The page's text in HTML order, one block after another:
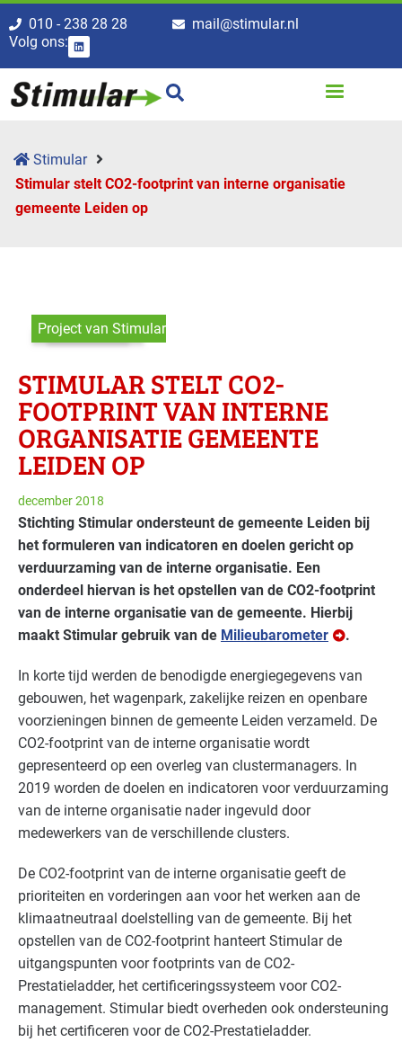
010 - 238 28 28
mail@stimular.nl
Volg ons:
Stimular
Stimular stelt CO2-footprint van interne organisatie
gemeente Leiden op
Project van Stimular
STIMULAR STELT CO2-
FOOTPRINT VAN INTERNE
ORGANISATIE GEMEENTE
LEIDEN OP
december 2018
Stichting Stimular ondersteunt de gemeente Leiden bij
het formuleren van indicatoren en doelen gericht op
verduurzaming van de interne organisatie. Een
onderdeel hiervan is het opstellen van de CO2-footprint
van de interne organisatie van de gemeente. Hierbij
maakt Stimular gebruik van de Milieubarometer .
In korte tijd werden de benodigde energiegegevens van
gebouwen, het wagenpark, zakelijke reizen en openbare
voorzieningen binnen de gemeente Leiden verzameld. De
CO2-footprint van de interne organisatie wordt
gepresenteerd op een overleg van clustermanagers. In
2019 worden de doelen en indicatoren voor verduurzaming
van de interne organisatie nader ingevuld door
medewerkers van de verschillende clusters.
De CO2-footprint van de interne organisatie geeft de
prioriteiten en vorderingen aan voor het werken aan de
klimaatneutraal doelstelling van de gemeente. Bij het
opstellen van de CO2-footprint hanteert Stimular de
uitgangspunten voor footprints van de CO2-
Prestatieladder, het certificeringssysteem voor CO2-
management. Stimular biedt overheden ook ondersteuning
bij het certificeren voor de CO2-Prestatieladder.